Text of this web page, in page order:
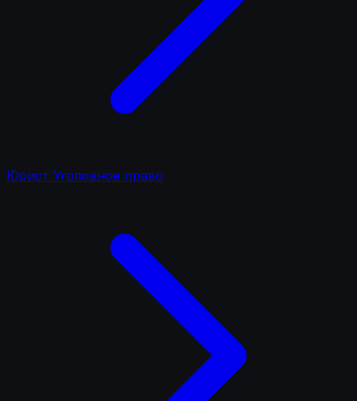
Юрист Уголовное право